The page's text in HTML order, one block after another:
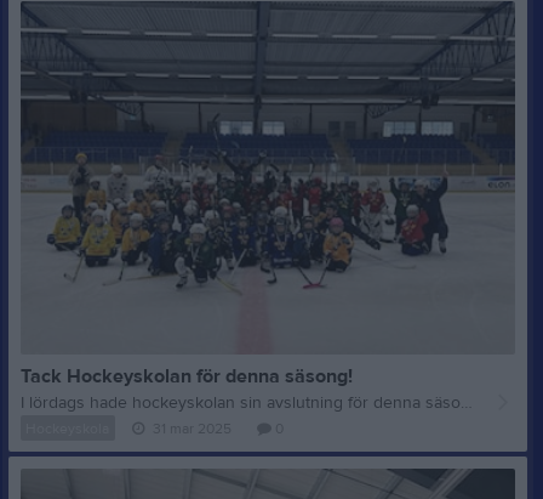
Tack Hockeyskolan för denna säsong!
I lördags hade hockeyskolan sin avslutning för denna säsongen! Verkligen en lyckad säsong med 63 inskrivna barn! Vi tackar alla ledare för ert stora engagemang och önskar kommande D3 lag med Jonas och Ola i spetsen ett stort lycka till nästa säsong. Till alla tigrar i hockeyskolan, VÄLKOMNA tillbaka i höst!